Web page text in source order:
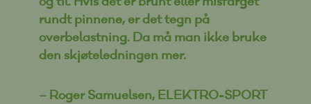
rundt pinnene, er det tegn på
overbelastning. Da må man ikke bruke
den skjøteledningen mer.
– Roger Samuelsen, ELEKTRO-SPORT